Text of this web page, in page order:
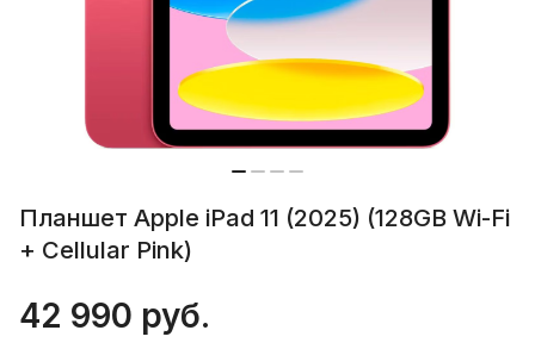
Планшет Apple iPad 11 (2025) (128GB Wi-Fi
+ Cellular Pink)
42 990 руб.